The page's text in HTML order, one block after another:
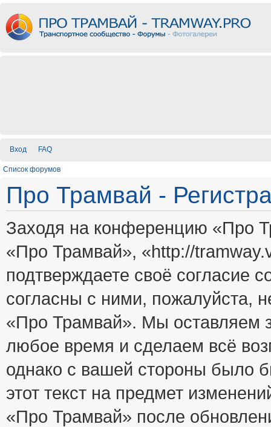
Вход FAQ
Список форумов
Про Трамвай -
Заходя на конференцию «Про
«Про Трамвай», «http://
подтверждаете своё
согласны с ними, пожалуйста,
«Про Трамвай». Мы оставляем
любое время и сделаем всё
однако с вашей стороны было
этот текст на предмет
«Про Трамвай» после